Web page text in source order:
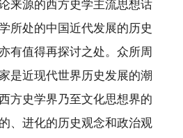
来源的西方史学主流思想话
所处的中国近代发展的历史
有值得再探讨之处。众所周
是近现代世界历史发展的潮
方史学界乃至文化思想界的
、进化的历史观念和政治观